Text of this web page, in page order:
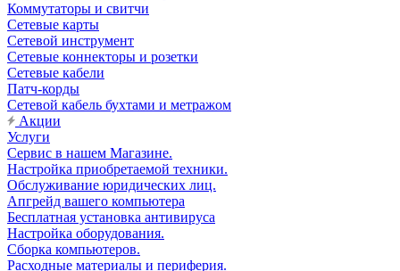
Коммутаторы и свитчи
Сетевые карты
Сетевой инструмент
Сетевые коннекторы и розетки
Сетевые кабели
Патч-корды
Сетевой кабель бухтами и метражом
Акции
Услуги
Сервис в нашем Магазине.
Настройка приобретаемой техники.
Обслуживание юридических лиц.
Апгрейд вашего компьютера
Бесплатная установка антивируса
Настройка оборудования.
Сборка компьютеров.
Расходные материалы и периферия.